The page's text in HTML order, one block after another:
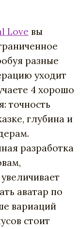
Love вы
разные
уходит
4 хорошо
точность
глубина и
разработка
аватар по
вариаций
стоит